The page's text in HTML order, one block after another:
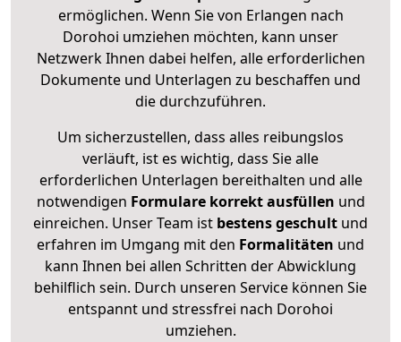
ermöglichen. Wenn Sie von Erlangen nach
Dorohoi umziehen möchten, kann unser
Netzwerk Ihnen dabei helfen, alle erforderlichen
Dokumente und Unterlagen zu beschaffen und
die durchzuführen.
Um sicherzustellen, dass alles reibungslos
verläuft, ist es wichtig, dass Sie alle
erforderlichen Unterlagen bereithalten und alle
notwendigen Formulare korrekt ausfüllen und
einreichen. Unser Team ist bestens geschult und
erfahren im Umgang mit den Formalitäten und
kann Ihnen bei allen Schritten der Abwicklung
behilflich sein. Durch unseren Service können Sie
entspannt und stressfrei nach Dorohoi
umziehen.